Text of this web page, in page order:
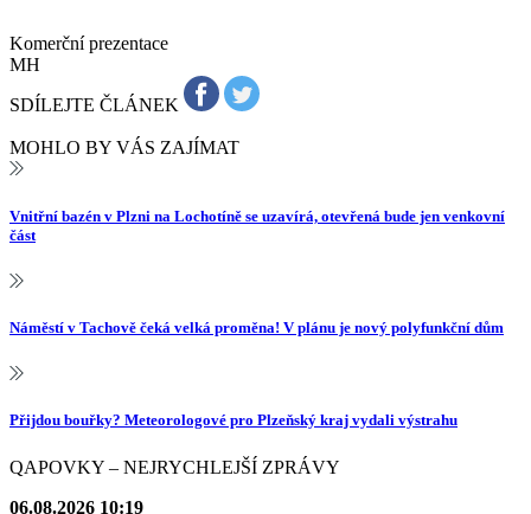
Komerční prezentace
MH
SDÍLEJTE ČLÁNEK
MOHLO BY VÁS ZAJÍMAT
Vnitřní bazén v Plzni na Lochotíně se uzavírá, otevřená bude jen venkovní
část
Náměstí v Tachově čeká velká proměna! V plánu je nový polyfunkční dům
Přijdou bouřky? Meteorologové pro Plzeňský kraj vydali výstrahu
QAPOVKY – NEJRYCHLEJŠÍ ZPRÁVY
06.08.2026 10:19